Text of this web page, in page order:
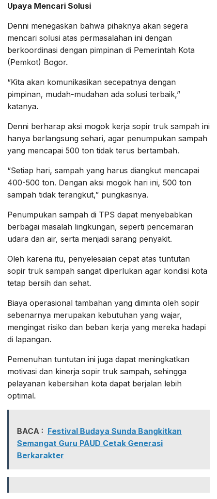
Upaya Mencari Solusi
Denni menegaskan bahwa pihaknya akan segera
mencari solusi atas permasalahan ini dengan
berkoordinasi dengan pimpinan di Pemerintah Kota
(Pemkot) Bogor.
“Kita akan komunikasikan secepatnya dengan
pimpinan, mudah-mudahan ada solusi terbaik,”
katanya.
Denni berharap aksi mogok kerja sopir truk sampah ini
hanya berlangsung sehari, agar penumpukan sampah
yang mencapai 500 ton tidak terus bertambah.
“Setiap hari, sampah yang harus diangkut mencapai
400-500 ton. Dengan aksi mogok hari ini, 500 ton
sampah tidak terangkut,” pungkasnya.
Penumpukan sampah di TPS dapat menyebabkan
berbagai masalah lingkungan, seperti pencemaran
udara dan air, serta menjadi sarang penyakit.
Oleh karena itu, penyelesaian cepat atas tuntutan
sopir truk sampah sangat diperlukan agar kondisi kota
tetap bersih dan sehat.
Biaya operasional tambahan yang diminta oleh sopir
sebenarnya merupakan kebutuhan yang wajar,
mengingat risiko dan beban kerja yang mereka hadapi
di lapangan.
Pemenuhan tuntutan ini juga dapat meningkatkan
motivasi dan kinerja sopir truk sampah, sehingga
pelayanan kebersihan kota dapat berjalan lebih
optimal.
BACA : Festival Budaya Sunda Bangkitkan
Semangat Guru PAUD Cetak Generasi
Berkarakter